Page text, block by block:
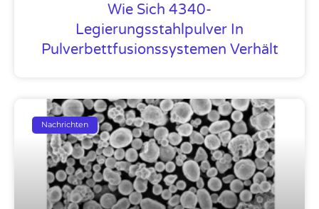
Wie Sich 4340-
Legierungsstahlpulver In
Pulverbettfusionssystemen Verhält
Nachrichten